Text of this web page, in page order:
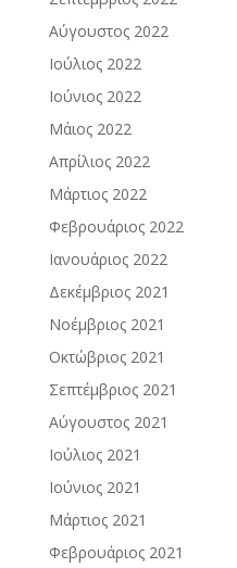
Αύγουστος 2022
Ιούλιος 2022
Ιούνιος 2022
Μάιος 2022
Απρίλιος 2022
Μάρτιος 2022
Φεβρουάριος 2022
Ιανουάριος 2022
Δεκέμβριος 2021
Νοέμβριος 2021
Οκτώβριος 2021
Σεπτέμβριος 2021
Αύγουστος 2021
Ιούλιος 2021
Ιούνιος 2021
Μάρτιος 2021
Φεβρουάριος 2021